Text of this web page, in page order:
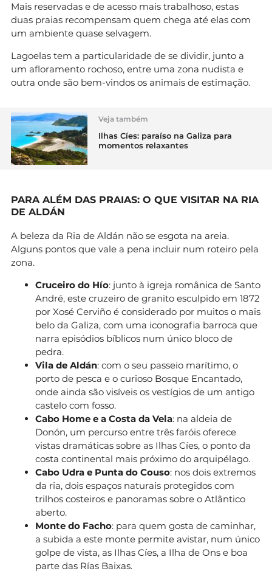
Mais reservadas e de acesso mais trabalhoso, estas
duas praias recompensam quem chega até elas com
um ambiente quase selvagem.
Lagoelas tem a particularidade de se dividir, junto a
um afloramento rochoso, entre uma zona nudista e
outra onde são bem-vindos os animais de estimação.
Veja também
Ilhas Cíes: paraíso na Galiza para
momentos relaxantes
PARA ALÉM DAS PRAIAS: O QUE VISITAR NA RIA
DE ALDÁN
A beleza da Ria de Aldán não se esgota na areia.
Alguns pontos que vale a pena incluir num roteiro pela
zona.
Cruceiro do Hío: junto à igreja românica de Santo
André, este cruzeiro de granito esculpido em 1872
por Xosé Cerviño é considerado por muitos o mais
belo da Galiza, com uma iconografia barroca que
narra episódios bíblicos num único bloco de
pedra.
Vila de Aldán: com o seu passeio marítimo, o
porto de pesca e o curioso Bosque Encantado,
onde ainda são visíveis os vestígios de um antigo
castelo com fosso.
Cabo Home e a Costa da Vela: na aldeia de
Donón, um percurso entre três faróis oferece
vistas dramáticas sobre as Ilhas Cíes, o ponto da
costa continental mais próximo do arquipélago.
Cabo Udra e Punta do Couso: nos dois extremos
da ria, dois espaços naturais protegidos com
trilhos costeiros e panoramas sobre o Atlântico
aberto.
Monte do Facho: para quem gosta de caminhar,
a subida a este monte permite avistar, num único
golpe de vista, as Ilhas Cíes, a Ilha de Ons e boa
parte das Rías Baixas.